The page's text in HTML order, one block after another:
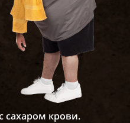
сахаром крови.